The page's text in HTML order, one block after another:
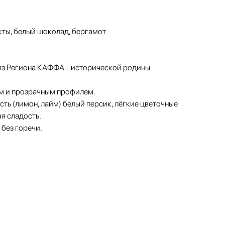
белый шоколад, бергамот
Региона КАФФА - исторической родины
и прозрачным профилем.
(лимон, лайм) белый персик, лёгкие цветочные
сладость.
горечи.